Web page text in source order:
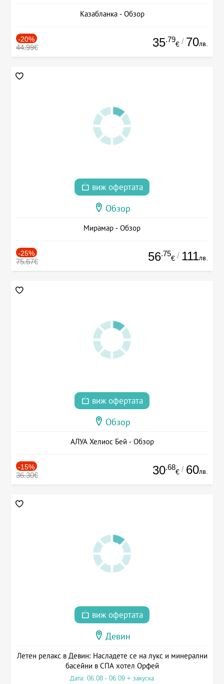
Казабланка - Обзор
-20%
44.99€ 35.79
€ / 70лв.
виж офертата
Обзор
Мирамар - Обзор
-25%
75.67€ 56.75
€ / 111лв.
виж офертата
Обзор
АЛУА Хелиос Бей - Обзор
-15%
36.30€ 30.68
€ / 60лв.
виж офертата
Девин
Летен релакс в Девин: Насладете се на лукс и минерални
басейни в СПА хотел Орфей
Дата: 06.08 - 06.09 + закуска